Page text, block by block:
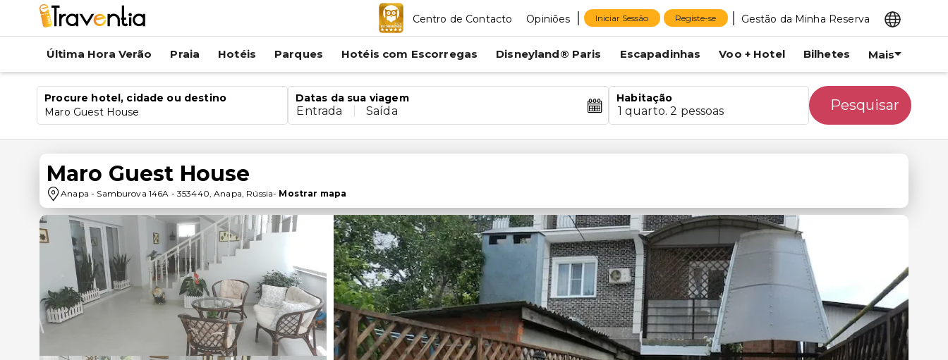
Centro de Contacto Opiniões Iniciar Sessão Registe-se Gestão da Minha Reserva
Última Hora Verão Praia Hotéis Parques Hotéis com Escorregas Disneyland® Paris Escapadinhas Voo + Hotel Bilhetes Mais
Procure hotel, cidade ou destino
Maro Guest House
Datas da sua viagem
Entrada Saída
Habitação
1 quarto. 2 pessoas Pesquisar
Maro Guest House
Anapa - Samburova 146A - 353440,Anapa, Rússia- Mostrar mapa